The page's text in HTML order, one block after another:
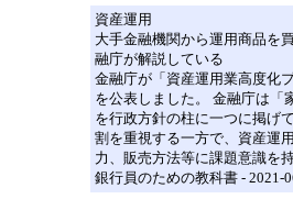
資産運用
大手金融機関から運用商品を
融庁が解説している
金融庁が「資産運用業高度化
を公表しました。 金融庁は「
を行政方針の柱に一つに掲げ
割を重視する一方で、資産運
力、販売方法等に課題意識を
銀行員のための教科書 - 2021-